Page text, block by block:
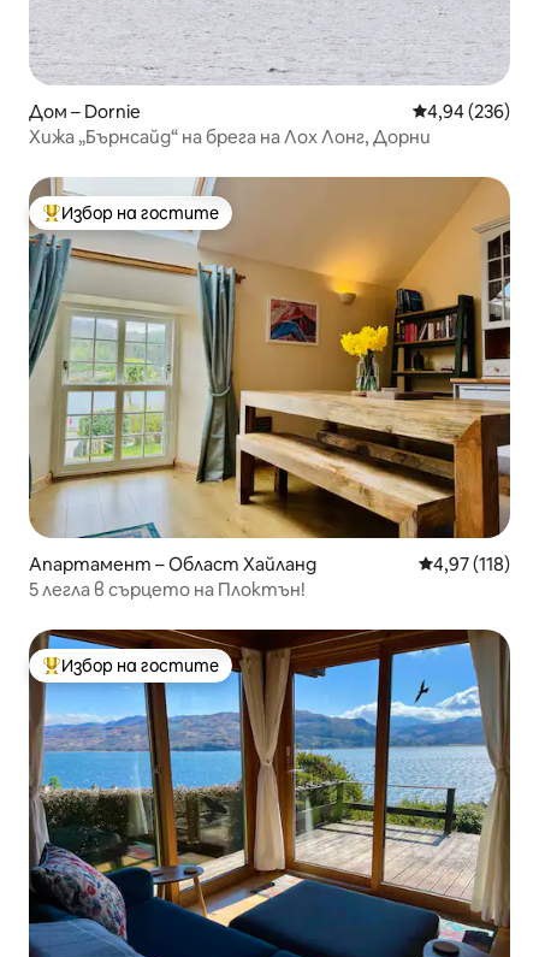
Дом – Dornie Средна
4,94 (236)
Хижа „Бърнсайд“ на брега на Лох Лонг, Дорни
Най-популярен избор на гостите
Избор на гостите
Апартамент – Област Хайланд Средна
4,97 (118)
5 легла в сърцето на Плоктън!
Най-популярен избор на гостите
Избор на гостите